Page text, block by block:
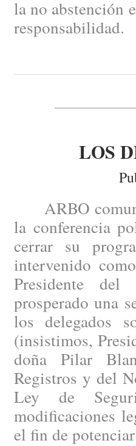
la no abstención
responsabilidad.
LOS
ARBO
la conferencia
cerrar su
intervenido
Presidente
prosperado una
los delegados
(insistimos,
doña Pilar
Registros y del
Ley de
modificaciones
el fin de